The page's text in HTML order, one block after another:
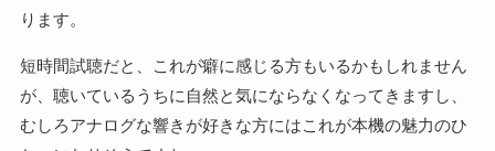
ります。
短時間試聴だと、これが癖に感じる方もいるかもしれません
が、聴いているうちに自然と気にならなくなってきますし、
むしろアナログな響きが好きな方にはこれが本機の魅力のひ